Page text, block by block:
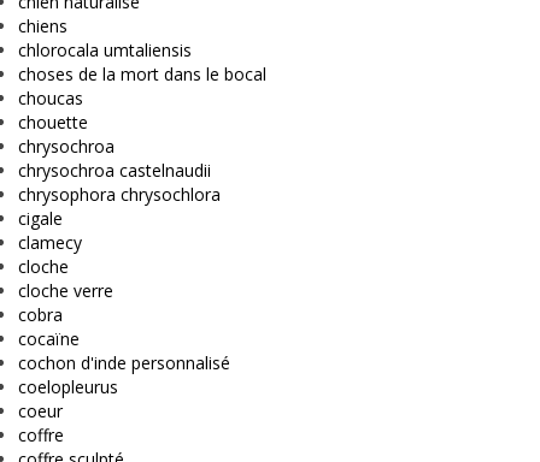
chiens
chlorocala umtaliensis
choses de la mort dans le bocal
choucas
chouette
chrysochroa
chrysochroa castelnaudii
chrysophora chrysochlora
cigale
clamecy
cloche
cloche verre
cobra
cocaïne
cochon d'inde personnalisé
coelopleurus
coeur
coffre